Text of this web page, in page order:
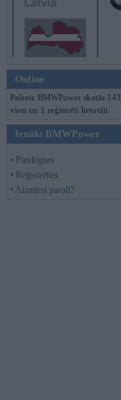
Online
Pašreiz BMWPower skatās 143
viesi un 1 reģistrēti lietotāji.
Ienākt BMWPower
• Pieslēgties
• Reģistrēties
• Aizmirsi paroli?